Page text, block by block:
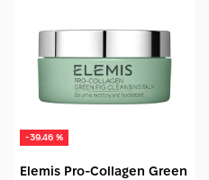
-39.46 %
Elemis Pro-Collagen Green